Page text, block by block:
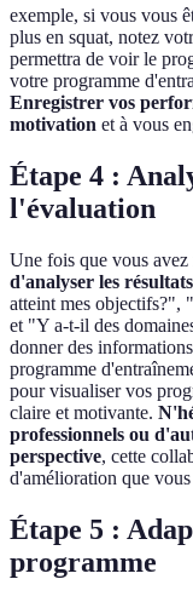
exemple, si vous vous
plus en squat, notez
permettra de voir le
votre programme
Enregistrer vos
motivation et à vous
Étape 4 :
l'évaluation
Une fois que vous
d'analyser les résultats
atteint mes objectifs?",
et "Y a-t-il des
donner des
programme
pour visualiser vos
claire et motivante.
professionnels ou
perspective, cette
d'amélioration que
Étape 5 :
programme